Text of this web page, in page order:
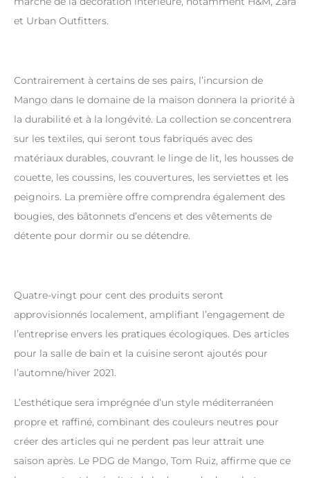
et Urban Outfitters.
Contrairement à certains de ses pairs, l’incursion de
Mango dans le domaine de la maison donnera la priorité à
la durabilité et à la longévité. La collection se concentrera
sur les textiles, qui seront tous fabriqués avec des
matériaux durables, couvrant le linge de lit, les housses de
couette, les coussins, les couvertures, les serviettes et les
peignoirs. La première offre comprendra également des
bougies, des bâtonnets d’encens et des vêtements de
détente pour dormir ou se détendre.
Quatre-vingt pour cent des produits seront
approvisionnés localement, amplifiant l’engagement de
l’entreprise envers les pratiques écologiques. Des articles
pour la salle de bain et la cuisine seront ajoutés pour
l’automne/hiver 2021.
L’esthétique sera imprégnée d’un style méditerranéen
propre et raffiné, combinant des couleurs neutres pour
créer des articles qui ne perdent pas leur attrait une
saison après. Le PDG de Mango, Tom Ruiz, affirme que ce